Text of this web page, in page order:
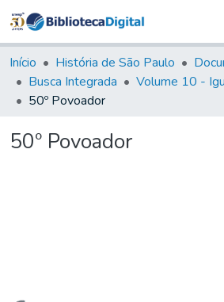
&
Coleções
Tudo na
Início História de São Paulo
Busca Integrada
Volume 10 -
50º Povoador
50º Povoador